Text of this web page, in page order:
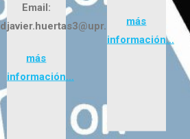
Email:
javier.huertas3@upr.edu
más
información…
más
información…